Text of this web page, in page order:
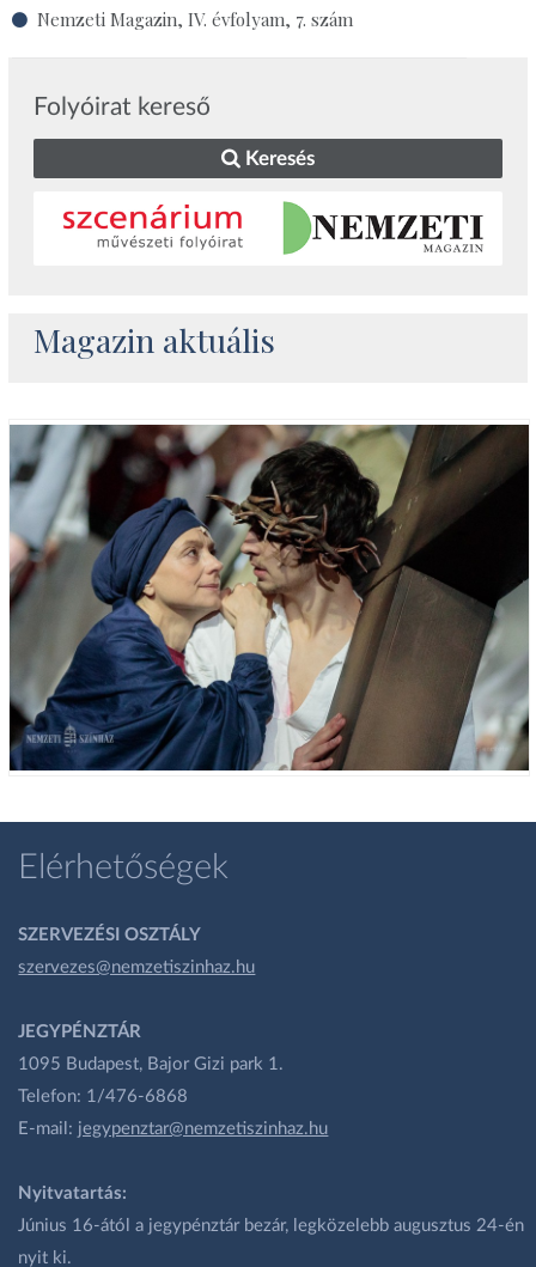
Nemzeti Magazin, IV. évfolyam, 7. szám
Folyóirat kereső
Keresés
Magazin aktuális
Elérhetőségek
SZERVEZÉSI OSZTÁLY
szervezes@nemzetiszinhaz.hu
JEGYPÉNZTÁR
1095 Budapest, Bajor Gizi park 1.
Telefon: 1/476-6868
E-mail: jegypenztar@nemzetiszinhaz.hu
Nyitvatartás:
Június 16-ától a jegypénztár bezár, legközelebb augusztus 24-én
nyit ki.